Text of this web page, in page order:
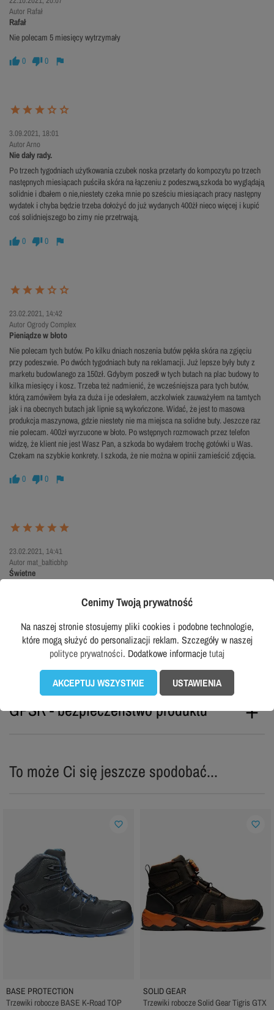
Autor Rafał
Rafał
Nie polecam 5 miesięcy wytrzymały
0 0
3.09.2021, 18:01
Autor Arno
Nie dały rady.
Po trzech tygodniach użytkowania czubek noska przetarty do kompozytu po trzech
następnych miesiącach puściła skóra na łączeniu z podeszwą,szkoda bo wyglądają
solidnie i dbałem o nie,niestety czeka mnie po sześciu miesiącach pracy następny
wydatek i chyba będzie trzeba dołożyć do już wydanych 400żł nieco więcej i kupić
coś solidniejszego bo zimy nie przetrwają.
0 0
23.02.2021, 14:42
Autor Ogrody Complex
Pieniądze w błoto
Nie polecam tych butów. Po kilku dniach noszenia butów pękła skóra na zgięciu
przy podeszwie. Po dwóch tygodniach buty na reklamacji. Już lepsze były buty z
marketu budowlanego za 150zł. Gdybym poszedł w tych butach na plac budowy to
kilka miesięcy i kosz. Trzeba też nadmienić, że wcześniejsza para tych butów,
którą zamówiłem była za duża i je odesłałem, aczkolwiek zauważyłem na tamtych
jak i na obecnych butach jak lipnie są wykończone. Widać, że jest to masowa
produkcja maszynowa, gdzie niestety nie ma miejsca na solidne buty. Jeszcze raz
nie polecam. 400zł wyrzucone w błoto. Po wstępnych rozmowach przez telefon
widzę, że klient nie jest Wasz Pan, a szkoda bo wydałem trochę gotówki u Was.
Czekam na szybkie konkrety. I szkoda, że nie można w opinii zamieścić zdjęcia.
0 0
23.02.2021, 14:41
Autor mat_balticbhp
Świetne
miejsca wewnątrz buta, dobry system sznurowania i odporność na uszkodzenia
mechaniczne. Super wyglądają i są bardzo wygodne. Polecam.
0
GPSR - bezpieczeństwo produktu
To może Ci się jeszcze spodobać...
BASE PROTECTION
Trzewiki robocze BASE K-Road TOP
favorite_border
SOLID GEAR
Trzewiki robocze Solid Gear Tigris GTX
favorite_border
Cenimy Twoją prywatność
Na naszej stronie stosujemy pliki cookies i podobne technologie,
które mogą służyć do personalizacji reklam. Szczegóły w naszej
polityce prywatności. Dodatkowe informacjetutaj
AKCEPTUJ WSZYSTKIE USTAWIENIA